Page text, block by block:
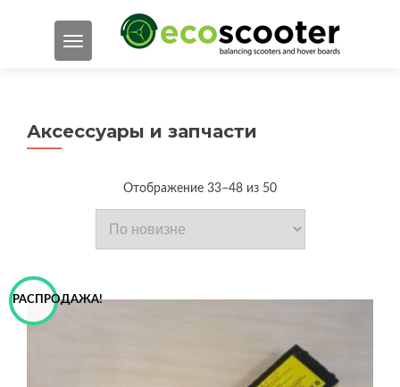
ПОКАЗАТЬ/СКРЫТЬ НАВИГАЦИЮ
Аксессуары и запчасти
Отображение 33–48 из 50Сортировка:
самые
РАСПРОДАЖА!